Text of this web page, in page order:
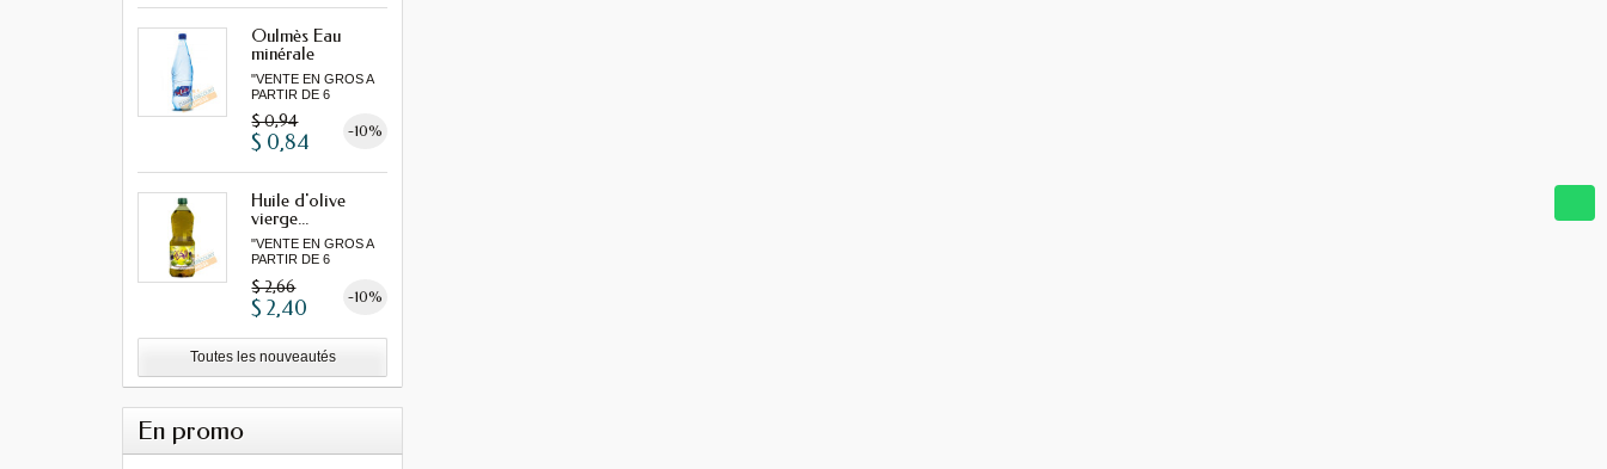
Oulmès Eau
minérale
gazeuse...
"VENTE EN GROS A
PARTIR DE 6
$ 0,94 -10%
$ 0,84
Huile d'olive
vierge...
"VENTE EN GROS A
PARTIR DE 6
$ 2,66 -10%
$ 2,40
Toutes les nouveautés
En promo